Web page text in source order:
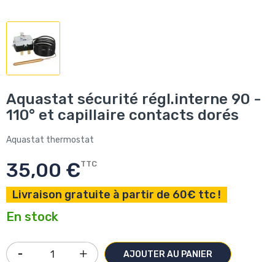
Aquastat sécurité régl.interne 90 -
110° et capillaire contacts dorés
Aquastat thermostat
35,00 €TTC
Livraison gratuite à partir de 60€ ttc !
En stock
AJOUTER AU PANIER